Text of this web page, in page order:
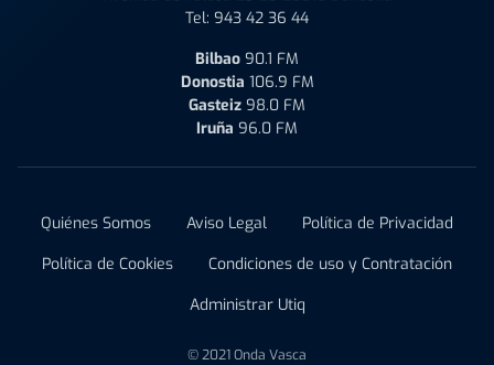
Tel: 943 42 36 44
Bilbao 90.1 FM
Donostia 106.9 FM
Gasteiz 98.0 FM
Iruña 96.0 FM
Quiénes Somos Aviso Legal
Política de Privacidad
Política de Cookies
Condiciones de uso y Contratación
Administrar Utiq
© 2021 Onda Vasca